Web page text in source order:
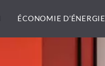
ÉCONOMIE D’ÉNERGIE